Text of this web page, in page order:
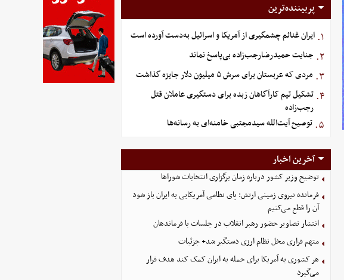
پربیننده‌ترین
۱. ایران غنائم چشمگیری از آمریکا و اسرائیل به‌دست آورده است
۲. جنایت حمیدرضارجب‌زاده بی‌پاسخ نماند
۳. مردی که عربستان برای سرش ۵ میلیون دلار جایزه گذاشت
۴. تشکیل تیم کارآگاهان زبده برای دستگیری عاملان قتل
رجب‌زاده
۵. توصیح آیت‌الله سیدمجتبی خامنه‌ای به رسانه‌ها
آخرین اخبار
توضیح وزیر کشور درباره زمان برگزاری انتخابات شوراها
فرمانده نیروی زمینی ارتش: پای نظامی آمریکایی به ایران باز شود
آن را قطع می‌کنیم
انتشار تصاویر حضور رهبر انقلاب در جلسات با فرماندهان
متهم فراری مخل نظام ارزی دستگیر شد+ جزئیات
هر کشوری به آمریکا برای حمله به ایران کمک کند هدف قرار
می‌گیرد